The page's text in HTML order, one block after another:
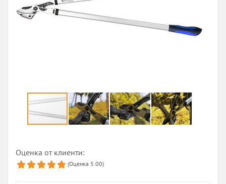
Оценка от клиенти:
(Оценка 5.00)